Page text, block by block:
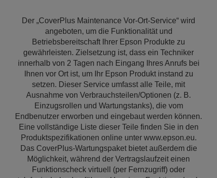
Der „CoverPlus Maintenance Vor-Ort-Service“ wird
angeboten, um die Funktionalität und
Betriebsbereitschaft Ihrer Epson Produkte zu
gewährleisten. Zielsetzung ist, dass ein Techniker
innerhalb von 2 Tagen nach Eingang Ihres Anrufs bei
Ihnen vor Ort ist, um Ihr Epson Produkt instand zu
setzen. Dieser Service umfasst alle Teile, mit
Ausnahme von Verbrauchsteilen/Optionen (z. B.
Einzugsrollen und Wartungstanks), die vom
Endbenutzer erworben und eingebaut werden können.
Eine vollständige Liste dieser Teile finden Sie in den
Produktspezifikationen online unter www.epson.eu.
Das CoverPlus-Wartungspaket bietet außerdem die
Möglichkeit, während der Vertragslaufzeit einen
Funktionscheck virtuell (per Fernzugriff) oder